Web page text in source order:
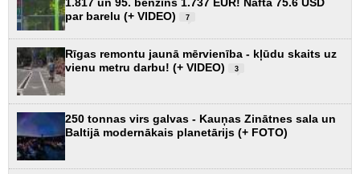
par barelu (+ VIDEO)
7
Rīgas remontu jaunā mērvienība - kļūdu skaits uz
vienu metru darbu! (+ VIDEO)
3
250 tonnas virs galvas - Kauņas Zinātnes sala un
Baltijā modernākais planetārijs (+ FOTO)